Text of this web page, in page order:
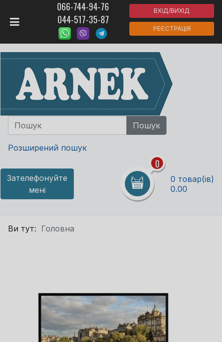
066-744-94-76
044-517-35-87
ВХІД/ВИХІД
РЕЄСТРАЦІЯ
Розширений пошук
Зателефонуйте
мені
0
0 товар(ів)
0.00
Ви тут: Головна